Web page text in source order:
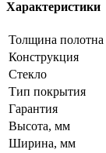
Характеристики
Толщина полотна
Конструкция
Стекло
Тип покрытия
Гарантия
Высота, мм
Ширина, мм